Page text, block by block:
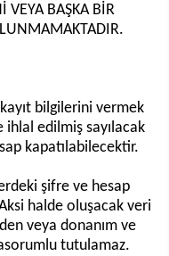
VEYA BAŞKA BİR
bilgilerini vermek
ihlal edilmiş sayılacak
kapatılabilecektir.
şifre ve hesap
halde oluşacak veri
veya donanım ve
tutulamaz.